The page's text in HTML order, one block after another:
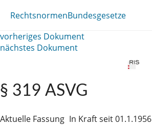
RechtsnormenBundesgesetze
vorheriges Dokument
nächstes Dokument
§ 319 ASVG
Aktuelle Fassung In Kraft seit 01.1.1956